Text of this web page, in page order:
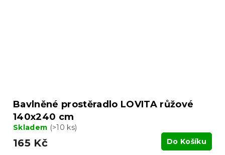
Bavlněné prostěradlo LOVITA růžové
140x240 cm
Skladem (>10 ks)
165 Kč Do Košíku